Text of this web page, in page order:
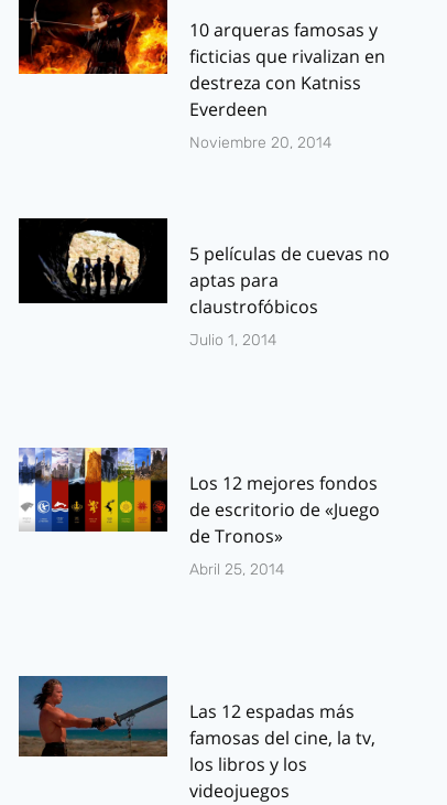
10 arqueras famosas y
ficticias que rivalizan en
destreza con Katniss
Everdeen
Noviembre 20, 2014
5 películas de cuevas no
aptas para
claustrofóbicos
Julio 1, 2014
Los 12 mejores fondos
de escritorio de «Juego
de Tronos»
Abril 25, 2014
Las 12 espadas más
famosas del cine, la tv,
los libros y los
videojuegos